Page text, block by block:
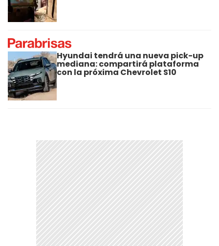
Hyundai tendrá una nueva pick-up
mediana: compartirá plataforma
con la próxima Chevrolet S10